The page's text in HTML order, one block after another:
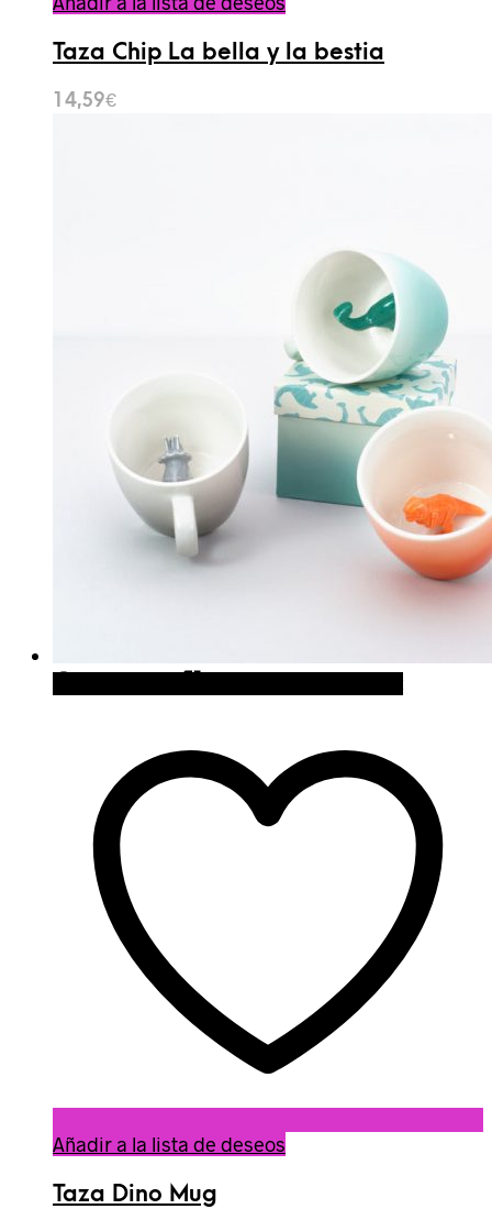
Taza Chip La bella y la bestia
14,59€
Añadir a la lista de deseos
Taza Dino Mug